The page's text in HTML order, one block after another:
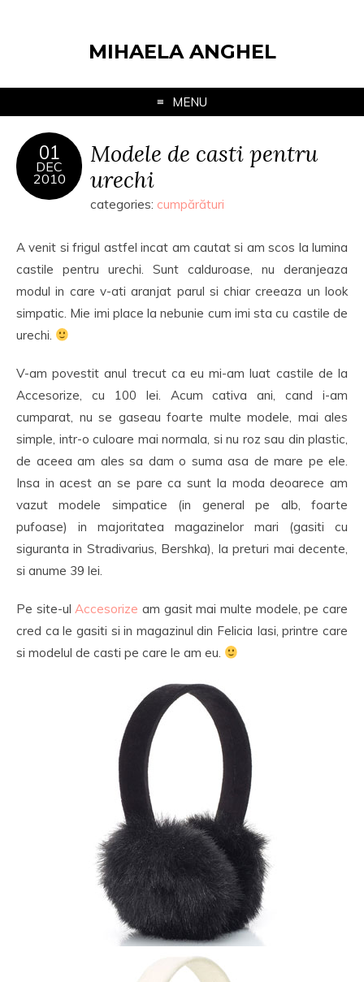
MIHAELA ANGHEL
MENU
01
DEC
2010
Modele de casti pentru
urechi
categories: cumpărături
A venit si frigul astfel incat am cautat si am scos la lumina
castile pentru urechi. Sunt calduroase, nu deranjeaza
modul in care v-ati aranjat parul si chiar creeaza un look
simpatic. Mie imi place la nebunie cum imi sta cu castile de
urechi.
V-am povestit anul trecut ca eu mi-am luat castile de la
Accesorize, cu 100 lei. Acum cativa ani, cand i-am
cumparat, nu se gaseau foarte multe modele, mai ales
simple, intr-o culoare mai normala, si nu roz sau din plastic,
de aceea am ales sa dam o suma asa de mare pe ele.
Insa in acest an se pare ca sunt la moda deoarece am
vazut modele simpatice (in general pe alb, foarte
pufoase) in majoritatea magazinelor mari (gasiti cu
siguranta in Stradivarius, Bershka), la preturi mai decente,
si anume 39 lei.
Pe site-ulAccesorize am gasit mai multe modele, pe care
cred ca le gasiti si in magazinul din Felicia Iasi, printre care
si modelul de casti pe care le am eu.